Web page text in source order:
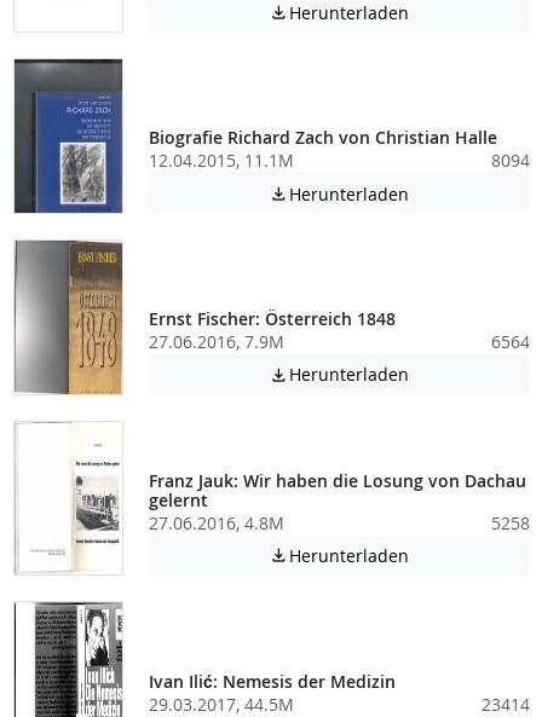
 Herunterladen
Biografie Richard Zach von Christian Halle
12.04.2015, 11.1M
8094
 Herunterladen
Ernst Fischer: Österreich 1848
27.06.2016, 7.9M
6564
 Herunterladen
Franz Jauk: Wir haben die Losung von Dachau
gelernt
27.06.2016, 4.8M
5258
 Herunterladen
Ivan Ilić: Nemesis der Medizin
29.03.2017, 44.5M
23414